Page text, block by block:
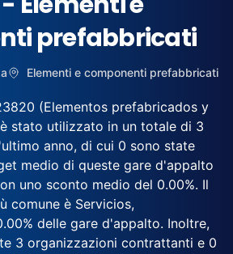
prefabbricati
Elementi e componenti prefabbricati
(Elementos prefabricados y
stato utilizzato in un totale di 3
anno, di cui 0 sono state
medio di queste gare d'appalto
uno sconto medio del 0.00%. Il
comune è Servicios,
delle gare d'appalto. Inoltre,
3 organizzazioni contrattanti e 0